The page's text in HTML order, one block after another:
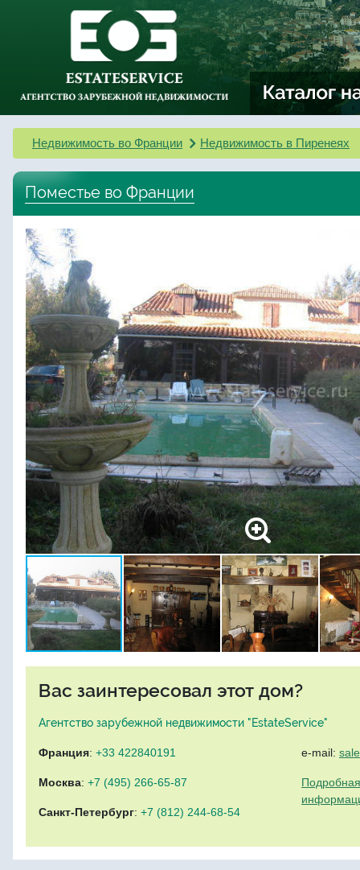
Недвижимость во Франции Недвижимость в Пиренеях
Поместье во Франции
Вас заинтересовал этот дом?
Агентство зарубежной недвижимости "EstateService"
Франция: +33 422840191
Москва: +7 (495) 266-65-87
Санкт-Петербург: +7 (812) 244-68-54
e-mail: